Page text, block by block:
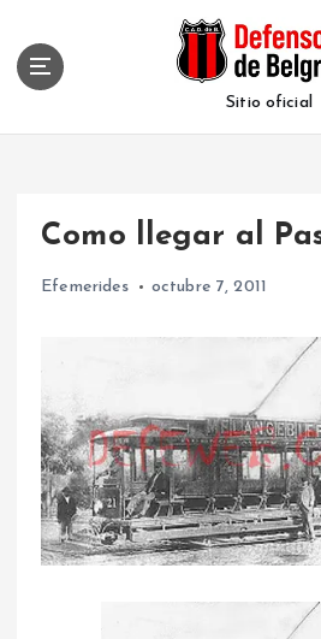
Sitio oficial
Como llegar al
Efemerides octubre 7, 2011